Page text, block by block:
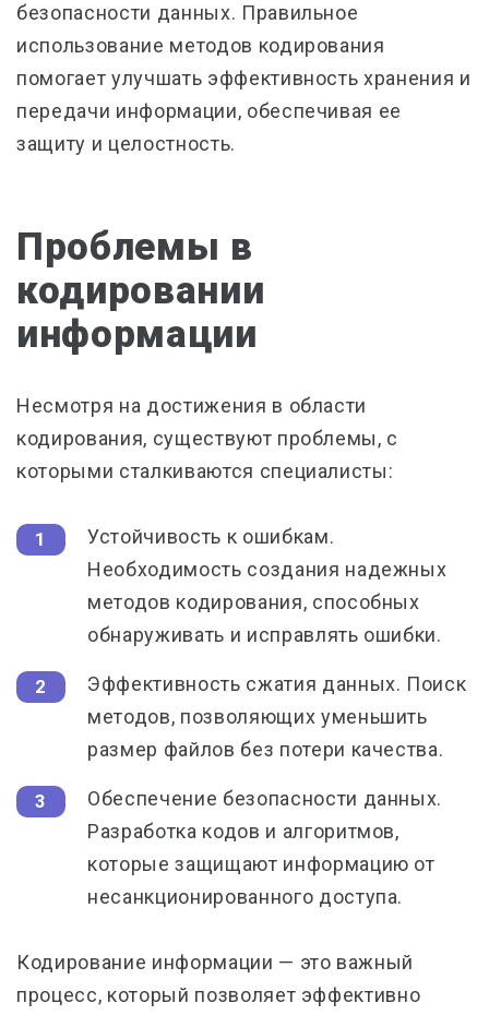
безопасности данных. Правильное
использование методов кодирования
помогает улучшать эффективность хранения и
передачи информации, обеспечивая ее
защиту и целостность.
Проблемы в
кодировании
информации
Несмотря на достижения в области
кодирования, существуют проблемы, с
которыми сталкиваются специалисты:
Устойчивость к ошибкам.
Необходимость создания надежных
методов кодирования, способных
обнаруживать и исправлять ошибки.
Эффективность сжатия данных. Поиск
методов, позволяющих уменьшить
размер файлов без потери качества.
Обеспечение безопасности данных.
Разработка кодов и алгоритмов,
которые защищают информацию от
несанкционированного доступа.
Кодирование информации — это важный
процесс, который позволяет эффективно